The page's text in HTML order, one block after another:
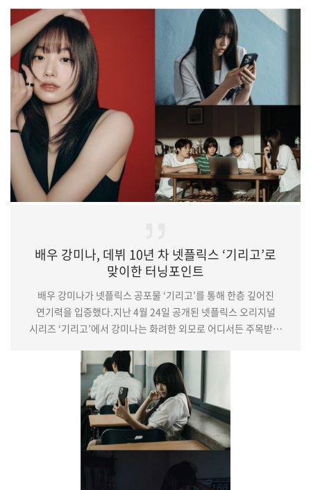
“안녕하세요. ’데스노트’에서 3년 만에 엘(L)로 인사드린
김성철입니다. 꽤나 긴 시간을 ‘데스노트’와 함께했는데요. 막공을
앞두니 처음 ‘데스노트’를 준비하던 때가 생각이 났습니다. 이
무대가 어떻게 채워질지, 어떻게 그려질지 막연하게 상상만 했던
때가 얼마 전인 거 같은데 어느덧 세 번째 …
배우 강미나, 데뷔 10년 차 넷플릭스 ‘기리고’로
맞이한 터닝포인트
배우 강미나가 넷플릭스 공포물 ‘기리고’를 통해 한층 깊어진
연기력을 입증했다.지난 4월 24일 공개된 넷플릭스 오리지널
시리즈 ‘기리고’에서 강미나는 화려한 외모로 어디서든 주목받는
부유한 환경에서 자랐으나 맞벌이 부모의 부재로 인해 내면의
외로움과 사랑에 대한 갈망을 품은 복합적인 캐릭터다.강미나는
18세 소녀 나리의 순수함과 열등감, 불안 등 소용돌이치는
감정선을 담백하면서도 세밀하게 그려냈다. 특히 이번 작품에서
그는 이전에 보여주지 않았던 파격적인 얼굴을 드러…